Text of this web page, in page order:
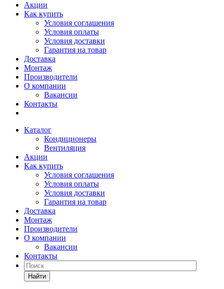
Акции
Как купить
Условия соглашения
Условия оплаты
Условия доставки
Гарантия на товар
Доставка
Монтаж
Производители
О компании
Вакансии
Контакты
Каталог
Кондиционеры
Вентиляция
Акции
Как купить
Условия соглашения
Условия оплаты
Условия доставки
Гарантия на товар
Доставка
Монтаж
Производители
О компании
Вакансии
Контакты